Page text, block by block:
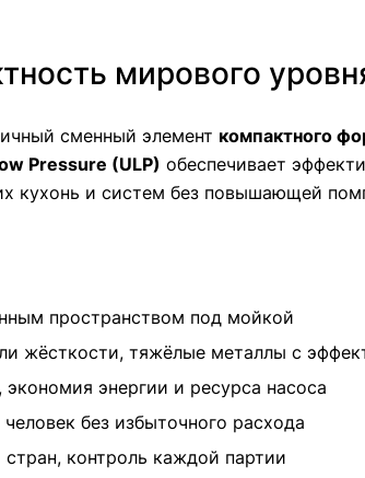
мирового
сменный элемент компактного
Pressure (ULP) обеспечивает
кухонь и систем без повышающей
пространством под мойкой
жёсткости, тяжёлые металлы с
энергии и ресурса насоса
без избыточного расхода
контроль каждой партии